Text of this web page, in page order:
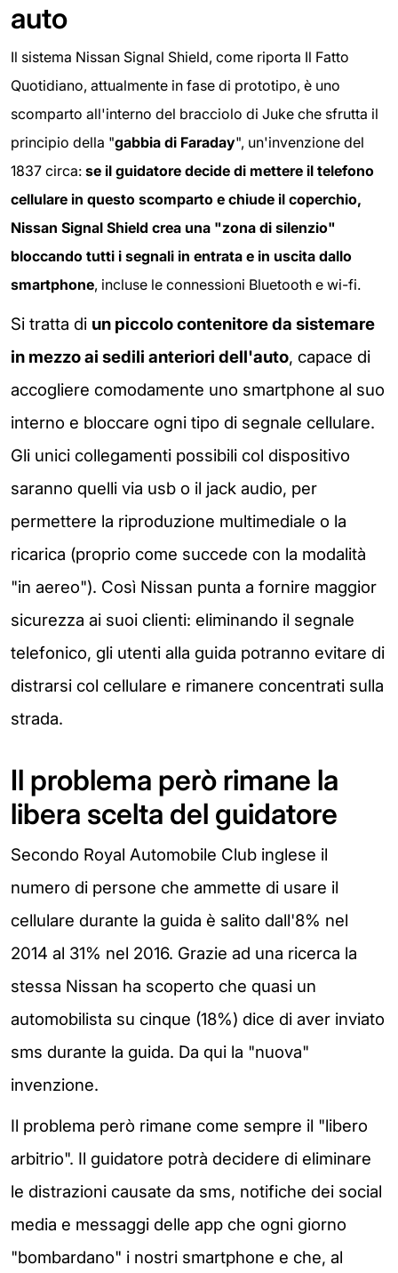
auto
Il sistema Nissan Signal Shield, come riporta Il Fatto
Quotidiano, attualmente in fase di prototipo, è uno
scomparto all'interno del bracciolo di Juke che sfrutta il
principio della "gabbia di Faraday", un'invenzione del
1837 circa: se il guidatore decide di mettere il telefono
cellulare in questo scomparto e chiude il coperchio,
Nissan Signal Shield crea una "zona di silenzio"
bloccando tutti i segnali in entrata e in uscita dallo
smartphone, incluse le connessioni Bluetooth e wi-fi.
Si tratta di un piccolo contenitore da sistemare
in mezzo ai sedili anteriori dell'auto, capace di
accogliere comodamente uno smartphone al suo
interno e bloccare ogni tipo di segnale cellulare.
Gli unici collegamenti possibili col dispositivo
saranno quelli via usb o il jack audio, per
permettere la riproduzione multimediale o la
ricarica (proprio come succede con la modalità
"in aereo"). Così Nissan punta a fornire maggior
sicurezza ai suoi clienti: eliminando il segnale
telefonico, gli utenti alla guida potranno evitare di
distrarsi col cellulare e rimanere concentrati sulla
strada.
Il problema però rimane la
libera scelta del guidatore
Secondo Royal Automobile Club inglese il
numero di persone che ammette di usare il
cellulare durante la guida è salito dall'8% nel
2014 al 31% nel 2016. Grazie ad una ricerca la
stessa Nissan ha scoperto che quasi un
automobilista su cinque (18%) dice di aver inviato
sms durante la guida. Da qui la "nuova"
invenzione.
Il problema però rimane come sempre il "libero
arbitrio". Il guidatore potrà decidere di eliminare
le distrazioni causate da sms, notifiche dei social
media e messaggi delle app che ogni giorno
"bombardano" i nostri smartphone e che, al